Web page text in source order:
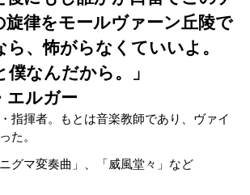
旋律をモールヴァーン丘陵で
、怖がらなくていいよ。
なんだから。」
エルガー
指揮者。もとは音楽教師であり、ヴァイ
た。
ニグマ変奏曲」、「威風堂々」 など